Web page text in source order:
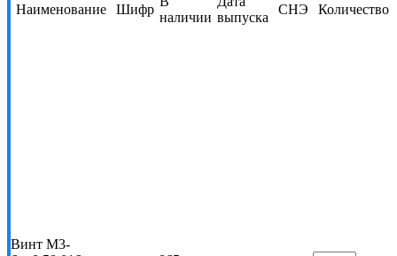
Наименование Шифр
наличии выпуска
СНЭ Количество
Винт М3-